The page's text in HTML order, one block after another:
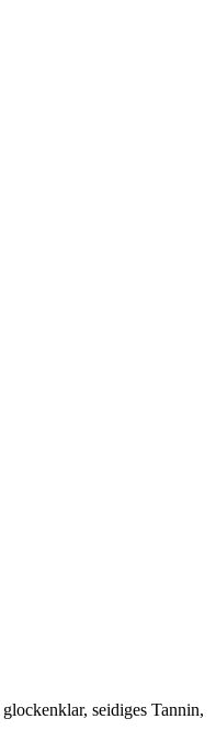
seidiges Tannin,